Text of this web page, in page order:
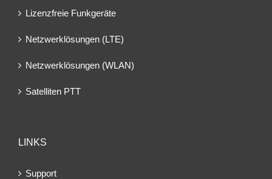
Lizenzfreie Funkgeräte
Netzwerklösungen (LTE)
Netzwerklösungen (WLAN)
Satelliten PTT
LINKS
Support